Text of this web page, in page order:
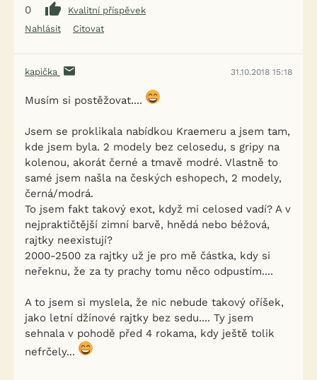
0
Kvalitní příspěvek
Nahlásit
Citovat
kapička 31.10.2018 15:18
Musím si postěžovat....
Jsem se proklikala nabídkou Kraemeru a jsem tam,
kde jsem byla. 2 modely bez celosedu, s gripy na
kolenou, akorát černé a tmavě modré. Vlastně to
samé jsem našla na českých eshopech, 2 modely,
černá/modrá.
To jsem fakt takový exot, když mi celosed vadí? A v
nejpraktičtější zimní barvě, hnědá nebo béžová,
rajtky neexistují?
2000-2500 za rajtky už je pro mě částka, kdy si
neřeknu, že za ty prachy tomu něco odpustím....
A to jsem si myslela, že nic nebude takový oříšek,
jako letní džínové rajtky bez sedu.... Ty jsem
sehnala v pohodě před 4 rokama, kdy ještě tolik
nefrčely...